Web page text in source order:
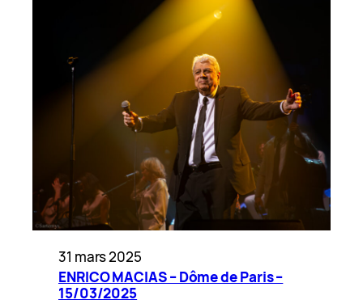
31 mars 2025
ENRICO MACIAS – Dôme de Paris –
15/03/2025